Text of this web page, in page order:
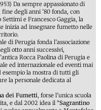
Da sempre appassionato di
degli anni ’80 fonda, con
e Francesco Gaggia, la
inizia ad insegnare fumetto nelle
di Perugia fonda l’associazione
otto anni successivi,
Rocca Paolina di Perugia e
ed internazionale ed eventi mai
esempio la mostra di tutti gli
la personale dedicata al
dei Fumetti, forse l’unica scuola
e dal 2002 idea il “Sagrantino